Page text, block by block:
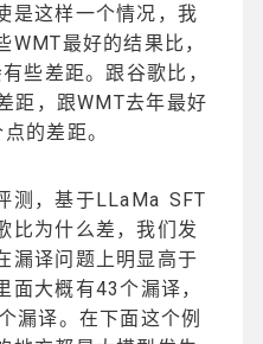
是这样一个情况，我
最好的结果比，
些差距。跟谷歌比，
距，跟WMT去年最好
的差距。
测，基于LLaMa SFT
比为什么差，我们发
漏译问题上明显高于
面大概有43个漏译，
漏译。在下面这个例